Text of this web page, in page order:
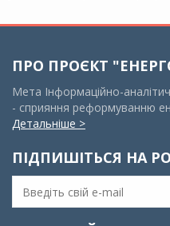
ПРО ПРОЄКТ
Мета Інформаційно-
- сприяння реформуванню
Детальніше >
ПІДПИШІТЬСЯ НА